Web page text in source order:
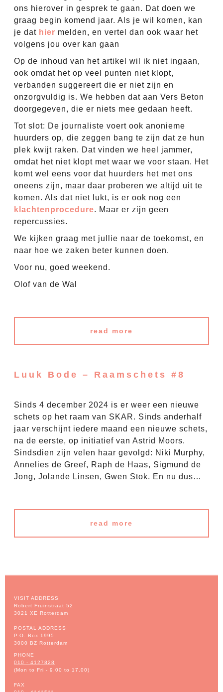
ons hierover in gesprek te gaan. Dat doen we
graag begin komend jaar. Als je wil komen, kan
je dat hier melden, en vertel dan ook waar het
volgens jou over kan gaan
Op de inhoud van het artikel wil ik niet ingaan,
ook omdat het op veel punten niet klopt,
verbanden suggereert die er niet zijn en
onzorgvuldig is. We hebben dat aan Vers Beton
doorgegeven, die er niets mee gedaan heeft.
Tot slot: De journaliste voert ook anonieme
huurders op, die zeggen bang te zijn dat ze hun
plek kwijt raken. Dat vinden we heel jammer,
omdat het niet klopt met waar we voor staan. Het
komt wel eens voor dat huurders het met ons
oneens zijn, maar daar proberen we altijd uit te
komen. Als dat niet lukt, is er ook nog een
klachtenprocedure. Maar er zijn geen
repercussies.
We kijken graag met jullie naar de toekomst, en
naar hoe we zaken beter kunnen doen.
Voor nu, goed weekend.
Olof van de Wal
read more
Luuk Bode – Raamschets #8
Sinds 4 december 2024 is er weer een nieuwe
schets op het raam van SKAR. Sinds anderhalf
jaar verschijnt iedere maand een nieuwe schets,
na de eerste, op initiatief van Astrid Moors.
Sindsdien zijn velen haar gevolgd: Niki Murphy,
Annelies de Greef, Raph de Haas, Sigmund de
Jong, Jolande Linsen, Gwen Stok. En nu dus…
read more
VISIT ADDRESS
Robert Fruinstraat 52
3021 XE Rotterdam
POSTAL ADDRESS
P.O. Box 1995
3000 BZ Rotterdam
PHONE
010 - 4127828
(Mon to Fri - 9.00 to 17.00)
FAX